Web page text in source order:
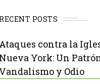
RECENT POSTS
Ataques contra la
Nueva York: Un
Vandalismo y Odio